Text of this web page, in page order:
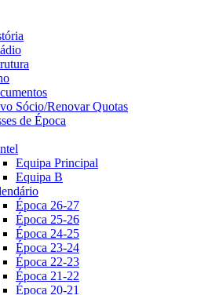
Sócio/Renovar Quotas
de Época
Equipa Principal
Equipa B
Época 26-27
Época 25-26
Época 24-25
Época 23-24
Época 22-23
Época 21-22
Época 20-21